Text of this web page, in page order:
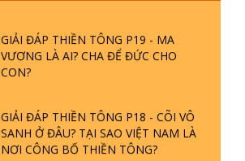
GIẢI ĐÁP THIỀN TÔNG P19 - MA
VƯƠNG LÀ AI? CHA ĐỂ ĐỨC CHO
CON?
GIẢI ĐÁP THIỀN TÔNG P18 - CÕI VÔ
SANH Ở ĐÂU? TẠI SAO VIỆT NAM LÀ
NƠI CÔNG BỐ THIỀN TÔNG?